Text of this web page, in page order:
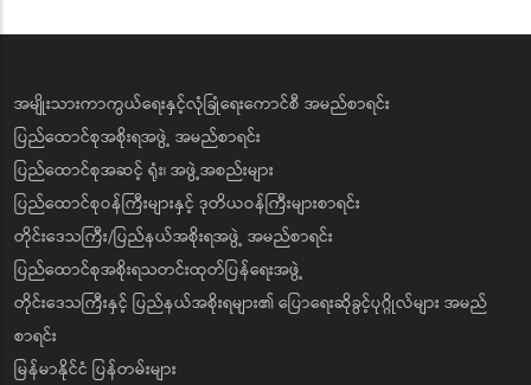
အမျိုးသားကာကွယ်ရေးနှင့်လုံခြုံရေးကောင်စီ အမည်စာရင်း
ပြည်ထောင်စုအစိုးရအဖွဲ့ အမည်စာရင်း
ပြည်ထောင်စုအဆင့် ရုံး၊ အဖွဲ့အစည်းများ
ပြည်ထောင်စုဝန်ကြီးများနှင့် ဒုတိယဝန်ကြီးများစာရင်း
တိုင်းဒေသကြီး/ပြည်နယ်အစိုးရအဖွဲ့ အမည်စာရင်း
ပြည်ထောင်စုအစိုးရသတင်းထုတ်ပြန်ရေးအဖွဲ့
တိုင်းဒေသကြီးနှင့် ပြည်နယ်အစိုးရများ၏ ပြောရေးဆိုခွင့်ပုဂ္ဂိုလ်များ အမည်
စာရင်း
မြန်မာနိုင်ငံ ပြန်တမ်းများ